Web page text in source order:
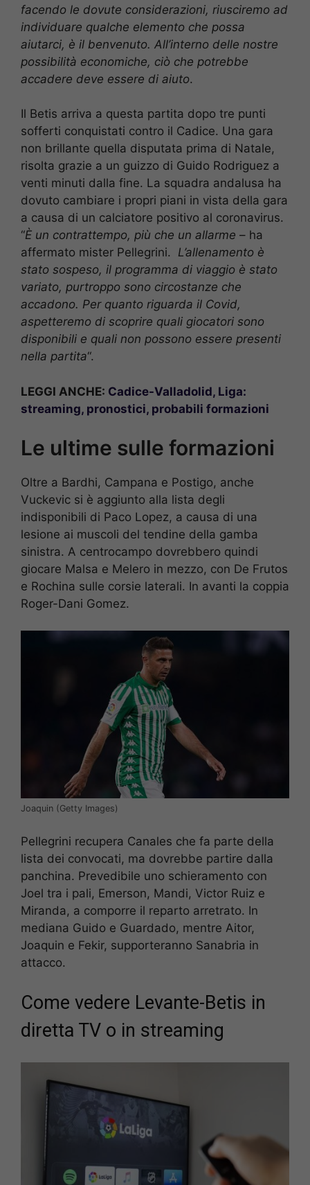
facendo le dovute considerazioni, riusciremo ad
individuare qualche elemento che possa
aiutarci, è il benvenuto. All’interno delle nostre
possibilità economiche, ciò che potrebbe
accadere deve essere di aiuto.
Il Betis arriva a questa partita dopo tre punti
sofferti conquistati contro il Cadice. Una gara
non brillante quella disputata prima di Natale,
risolta grazie a un guizzo di Guido Rodriguez a
venti minuti dalla fine. La squadra andalusa ha
dovuto cambiare i propri piani in vista della gara
a causa di un calciatore positivo al coronavirus.
“È un contrattempo, più che un allarme – ha
affermato mister Pellegrini. L’allenamento è
stato sospeso, il programma di viaggio è stato
variato, purtroppo sono circostanze che
accadono. Per quanto riguarda il Covid,
aspetteremo di scoprire quali giocatori sono
disponibili e quali non possono essere presenti
nella partita“.
LEGGI ANCHE: Cadice-Valladolid, Liga:
streaming, pronostici, probabili formazioni
Le ultime sulle formazioni
Oltre a Bardhi, Campana e Postigo, anche
Vuckevic si è aggiunto alla lista degli
indisponibili di Paco Lopez, a causa di una
lesione ai muscoli del tendine della gamba
sinistra. A centrocampo dovrebbero quindi
giocare Malsa e Melero in mezzo, con De Frutos
e Rochina sulle corsie laterali. In avanti la coppia
Roger-Dani Gomez.
Joaquin (Getty Images)
Pellegrini recupera Canales che fa parte della
lista dei convocati, ma dovrebbe partire dalla
panchina. Prevedibile uno schieramento con
Joel tra i pali, Emerson, Mandi, Victor Ruiz e
Miranda, a comporre il reparto arretrato. In
mediana Guido e Guardado, mentre Aitor,
Joaquin e Fekir, supporteranno Sanabria in
attacco.
Come vedere Levante-Betis in
diretta TV o in streaming